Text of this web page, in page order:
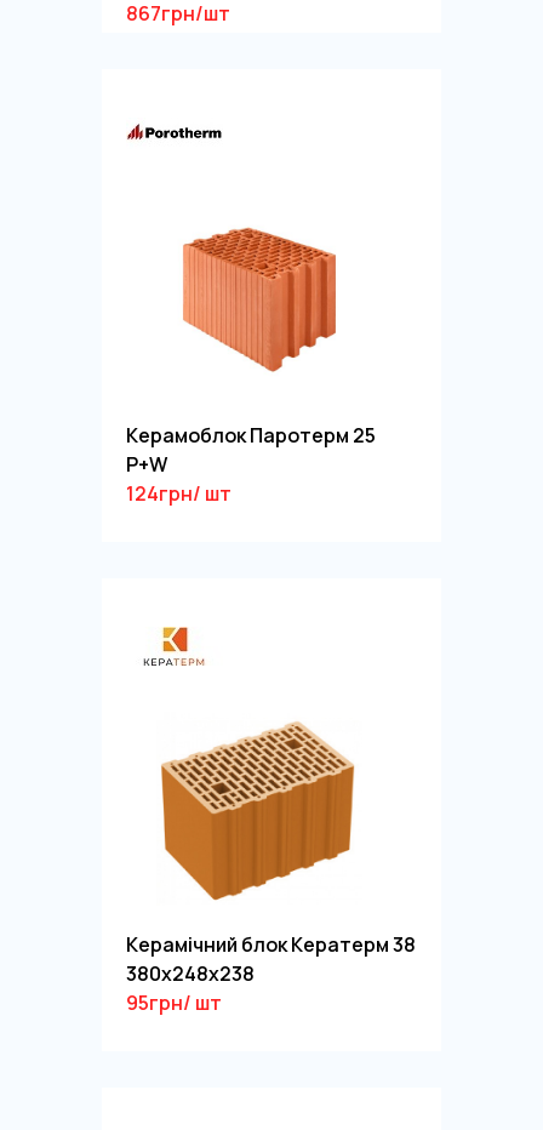
867грн/шт
Керамоблок Паротерм 25
P+W
124грн/ шт
Керамічний блок Кератерм 38
380х248х238
95грн/ шт